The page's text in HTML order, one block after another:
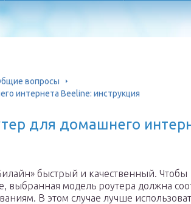
вопросы
интернета Beeline: инструкция
для домашнего
быстрый и качественный. Чтобы
выбранная модель роутера должна
В этом случае лучше